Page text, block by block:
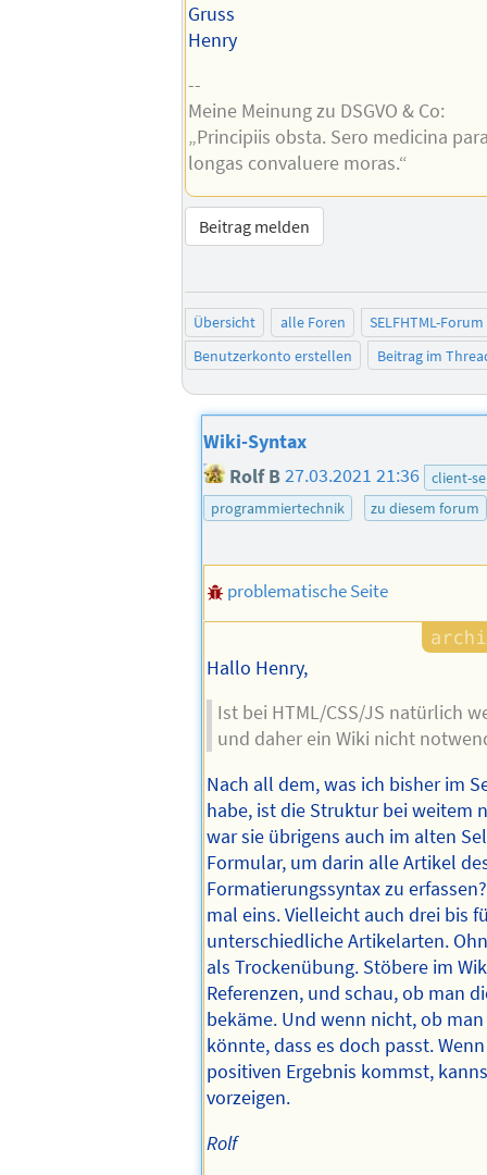
Gruss
Henry
--
Meine Meinung zu DSGVO & Co:
„Principiis obsta. Sero medicina
longas convaluere moras.“
Beitrag melden
Übersicht alle Foren
SELFHTML-Forum
Benutzerkonto erstellen
Beitrag im
Wiki-Syntax
Rolf B 27.03.2021 21:36
client-
programmiertechnik
zu diesem forum
problematische Seite
Hallo Henry,
Ist bei HTML/CSS/JS natürlich
und daher ein Wiki nicht
Nach all dem, was ich bisher im
habe, ist die Struktur bei weitem
war sie übrigens auch im alten
Formular, um darin alle Artikel
Formatierungssyntax zu
mal eins. Vielleicht auch drei bis
unterschiedliche Artikelarten.
als Trockenübung. Stöbere im
Referenzen, und schau, ob man
bekäme. Und wenn nicht, ob
könnte, dass es doch passt.
positiven Ergebnis kommst,
vorzeigen.
Rolf